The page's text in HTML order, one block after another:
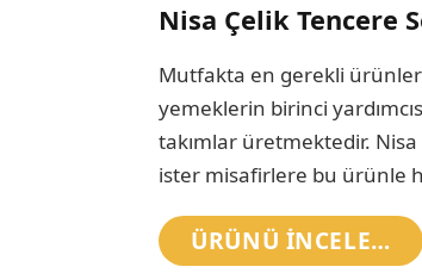
Nisa Çelik Tencere
Mutfakta en gerekli
yemeklerin birinci
takımlar üretmektedir.
ister misafirlere bu ürünle
ÜRÜNÜ INCELE…